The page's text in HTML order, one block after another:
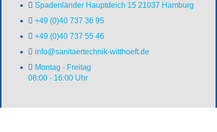
Spadenländer Hauptdeich 15 21037 Hamburg
+49 (0)40 737 36 95
+49 (0)40 737 55 46
info@sanitaertechnik-witthoeft.de
Montag - Freitag
08:00 - 16:00 Uhr